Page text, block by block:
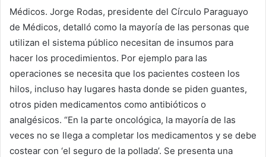
Médicos. Jorge Rodas, presidente del Círculo Paraguayo
de Médicos, detalló como la mayoría de las personas que
utilizan el sistema público necesitan de insumos para
hacer los procedimientos. Por ejemplo para las
operaciones se necesita que los pacientes costeen los
hilos, incluso hay lugares hasta donde se piden guantes,
otros piden medicamentos como antibióticos o
analgésicos. “En la parte oncológica, la mayoría de las
veces no se llega a completar los medicamentos y se debe
costear con ‘el seguro de la pollada’. Se presenta una